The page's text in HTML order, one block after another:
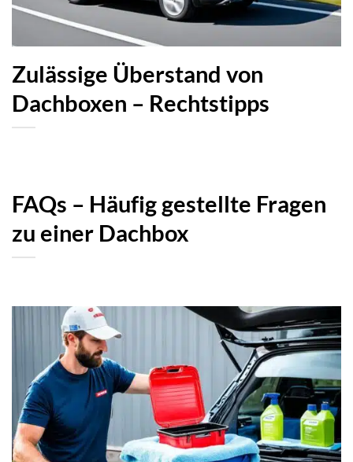
Zulässige Überstand von
Dachboxen – Rechtstipps
FAQs – Häufig gestellte Fragen
zu einer Dachbox